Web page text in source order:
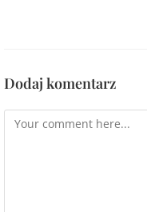
Dodaj komentarz